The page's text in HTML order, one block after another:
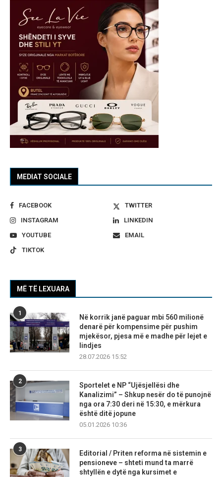
MEDIAT SOCIALE
FACEBOOK
TWITTER
INSTAGRAM
LINKEDIN
YOUTUBE
EMAIL
TIKTOK
MË TË LEXUARA
1
Në korrik janë paguar mbi 560 milionë
denarë për kompensime për pushim
mjekësor, pjesa më e madhe për lejet e
lindjes
28.07.2026 15:52
2
Sportelet e NP “Ujësjellësi dhe
Kanalizimi” – Shkup nesër do të punojnë
nga ora 7:30 deri në 15:30, e mërkura
është ditë jopune
05.01.2026 10:36
3
Editorial / Priten reforma në sistemin e
pensioneve – shteti mund ta marrë
shtyllën e dytë nga kursimet e